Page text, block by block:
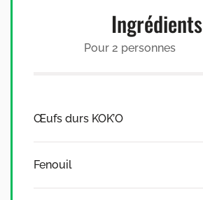
Ingrédients
Pour 2 personnes
Œufs durs KOK’O
Fenouil